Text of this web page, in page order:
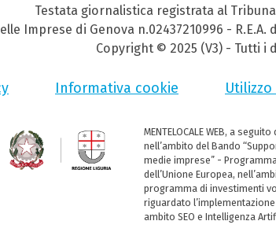
Testata giornalistica registrata al
Imprese di Genova n.02437210996 - R.E.A.
Copyright © 2025 (V3) - Tutti i
Informativa cookie Utilizzo
MENTELOCALE WEB, a
nell’ambito del Bando
medie imprese” -
dell’Unione Europea,
programma di investimenti
riguardato
ambito SEO e Intelligenza